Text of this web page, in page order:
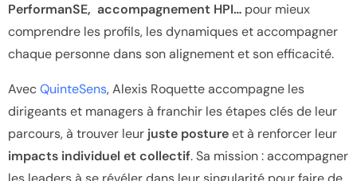
PerformanSE, accompagnement HPI… pour mieux
comprendre les profils, les dynamiques et accompagner
chaque personne dans son alignement et son efficacité.
AvecQuinteSens, Alexis Roquette accompagne les
dirigeants et managers à franchir les étapes clés de leur
parcours, à trouver leur juste postureet à renforcer leur
impacts individuel et collectif. Sa mission : accompagner